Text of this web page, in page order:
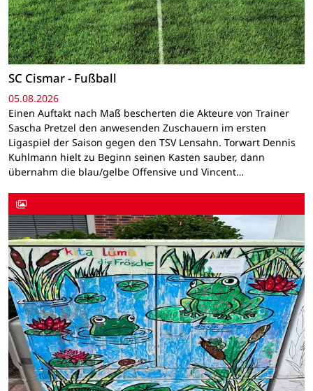
SC Cismar - Fußball
05.08.2026
Einen Auftakt nach Maß bescherten die Akteure von Trainer
Sascha Pretzel den anwesenden Zuschauern im ersten
Ligaspiel der Saison gegen den TSV Lensahn. Torwart Dennis
Kuhlmann hielt zu Beginn seinen Kasten sauber, dann
übernahm die blau/gelbe Offensive und Vincent…